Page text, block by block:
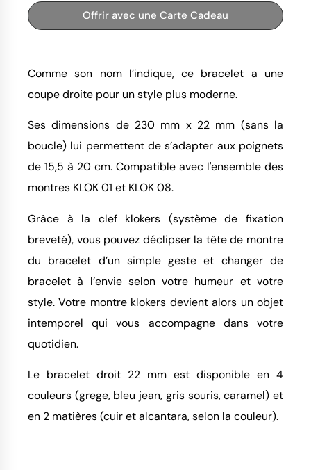
Offrir avec une Carte Cadeau
Comme son nom l’indique, ce bracelet a une
coupe droite pour un style plus moderne.
Ses dimensions de 230 mm x 22 mm (sans la
boucle) lui permettent de s’adapter aux poignets
de 15,5 à 20 cm. Compatible avec l'ensemble des
montres KLOK 01 et KLOK 08.
Grâce à la clef klokers (système de fixation
breveté), vous pouvez déclipser la tête de montre
du bracelet d’un simple geste et changer de
bracelet à l’envie selon votre humeur et votre
style. Votre montre klokers devient alors un objet
intemporel qui vous accompagne dans votre
quotidien.
Le bracelet droit 22 mm est disponible en 4
couleurs (grege, bleu jean, gris souris, caramel) et
en 2 matières (cuir et alcantara, selon la couleur).